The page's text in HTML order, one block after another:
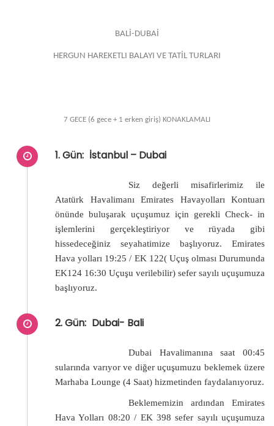
BALİ-DUBAİ
HERGUN HAREKETLI BALAYI VE TATİL TURLARI
7 GECE (6 gece + 1 erken giriş) KONAKLAMALI
1. Gün: İstanbul – Dubai
Siz değerli misafirlerimiz ile
Atatürk Havalimanı Emirates Havayolları Kontuarı
önünde buluşarak uçuşumuz için gerekli Check- in
işlemlerini gerçekleştiriyor ve rüyada gibi
hissedeceğiniz seyahatimize başlıyoruz. Emirates
Hava yolları 19:25 / EK 122( Uçuş olması Durumunda
EK124 16:30 Uçuşu verilebilir) sefer sayılı uçuşumuza
başlıyoruz.
2. Gün: Dubai- Bali
Dubai Havalimanına saat 00:45
sularında varıyor ve diğer uçuşumuzu beklemek üzere
Marhaba Lounge (4 Saat) hizmetinden faydalanıyoruz.
Beklememizin ardından Emirates
Hava Yolları 08:20 / EK 398 sefer sayılı uçuşumuza